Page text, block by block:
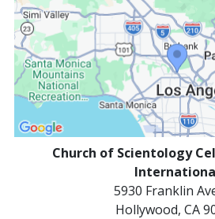
Church of Scientology
5930 Franklin
Hollywood, CA